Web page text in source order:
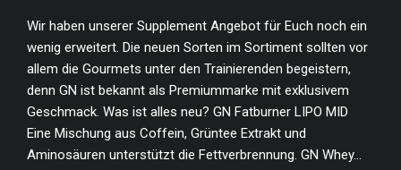
Wir haben unserer Supplement Angebot für Euch noch ein
wenig erweitert. Die neuen Sorten im Sortiment sollten vor
allem die Gourmets unter den Trainierenden begeistern,
denn GN ist bekannt als Premiummarke mit exklusivem
Geschmack. Was ist alles neu? GN Fatburner LIPO MID
Eine Mischung aus Coffein, Grüntee Extrakt und
Aminosäuren unterstützt die Fettverbrennung. GN Whey...